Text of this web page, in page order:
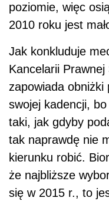
poziomie, więc
2010 roku jest
Jak konkluduje
Kancelarii Prawnej
zapowiada obniżki
swojej kadencji,
taki, jak gdyby
tak naprawdę nie
kierunku robić.
że najbliższe
się w 2015 r., to